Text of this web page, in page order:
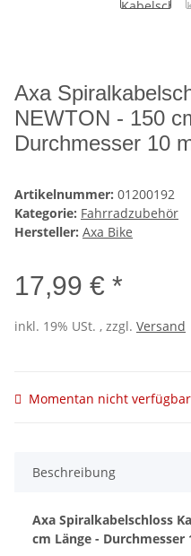
Axa
NEWTON - 150
Durchmesser 10
Artikelnummer: 01200192
Kategorie: Fahrradzubehör
Hersteller: Axa Bike
17,99 € *
inkl. 19% USt. , zzgl. Versand
Momentan nicht verfügbar
Beschreibung
Axa Spiralkabelschloss
cm Länge - Durchmesser